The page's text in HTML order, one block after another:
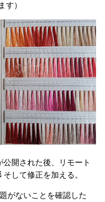
す）
開された後、リモート
そして修正を加える。
がないことを確認した